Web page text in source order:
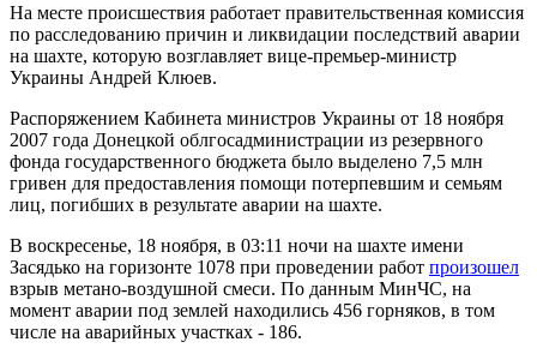
На месте происшествия работает правительственная комиссия
по расследованию причин и ликвидации последствий аварии
на шахте, которую возглавляет вице-премьер-министр
Украины Андрей Клюев.
Распоряжением Кабинета министров Украины от 18 ноября
2007 года Донецкой облгосадминистрации из резервного
фонда государственного бюджета было выделено 7,5 млн
гривен для предоставления помощи потерпевшим и семьям
лиц, погибших в результате аварии на шахте.
В воскресенье, 18 ноября, в 03:11 ночи на шахте имени
Засядько на горизонте 1078 при проведении работ произошел
взрыв метано-воздушной смеси. По данным МинЧС, на
момент аварии под землей находились 456 горняков, в том
числе на аварийных участках - 186.